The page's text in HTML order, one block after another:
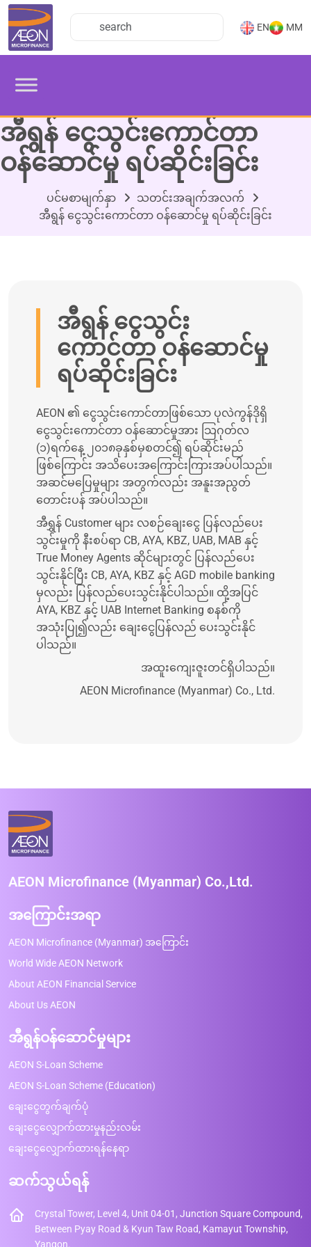
EN MM
အီရွန် ငွေသွင်းကောင်တာ
ဝန်ဆောင်မှု ရပ်ဆိုင်းခြင်း
ပင်မစာမျက်နှာ
သတင်းအချက်အလက်
အီရွန် ငွေသွင်းကောင်တာ ဝန်ဆောင်မှု ရပ်ဆိုင်းခြင်း
အီရွန် ငွေသွင်း
ကောင်တာ ဝန်ဆောင်မှု
ရပ်ဆိုင်းခြင်း
AEON ၏ ငွေသွင်းကောင်တာဖြစ်သော ပုလဲကွန်ဒိုရှိ
ငွေသွင်းကောင်တာ ဝန်ဆောင်မှုအား သြဂုတ်လ
(၁)ရက်နေ့ ၂၀၁၈ခုနှစ်မှစတင်၍ ရပ်ဆိုင်းမည်
ဖြစ်ကြောင်း အသိပေးအကြောင်းကြားအပ်ပါသည်။
အဆင်မပြေမှုများ အတွက်လည်း အနူးအညွတ်
တောင်းပန် အပ်ပါသည်။
အီရွှန် Customer များ လစဉ်ချေးငွေ ပြန်လည်ပေး
သွင်းမှုကို နီးစပ်ရာ CB, AYA, KBZ, UAB, MAB နှင့်
True Money Agents ဆိုင်များတွင် ပြန်လည်ပေး
သွင်းနိုင်ပြီး CB, AYA, KBZ နှင့် AGD mobile banking
မှလည်း ပြန်လည်ပေးသွင်းနိုင်ပါသည်။ ထို့အပြင်
AYA, KBZ နှင့် UAB Internet Banking စနစ်ကို
အသုံးပြု၍လည်း ချေးငွေပြန်လည် ပေးသွင်းနိုင်
ပါသည်။
အထူးကျေးဇူးတင်ရှိပါသည်။
AEON Microfinance (Myanmar) Co., Ltd.
AEON Microfinance (Myanmar) Co.,Ltd.
အကြောင်းအရာ
AEON Microfinance (Myanmar) အကြောင်း
World Wide AEON Network
About AEON Financial Service
About Us AEON
အီရွန်ဝန်ဆောင်မှုများ
AEON S-Loan Scheme
AEON S-Loan Scheme (Education)
ချေးငွေတွက်ချက်ပုံ
ချေးငွေလျှောက်ထားမှုနည်းလမ်း
ချေးငွေလျှောက်ထားရန်နေရာ
ဆက်သွယ်ရန်
Crystal Tower, Level 4, Unit 04-01, Junction Square Compound,
Between Pyay Road & Kyun Taw Road, Kamayut Township,
Yangon.